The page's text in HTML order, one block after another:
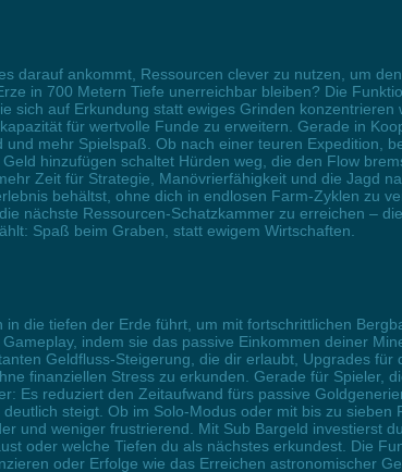
darauf ankommt, Ressourcen clever zu nutzen, um
in 700 Metern Tiefe unerreichbar bleiben? Die
sich auf Erkundung statt ewiges Grinden
für wertvolle Funde zu erweitern. Gerade in
mehr Spielspaß. Ob nach einer teuren Expedition,
hinzufügen schaltet Hürden weg, die den Flow
Zeit für Strategie, Manövrierfähigkeit und die Jagd
behältst, ohne dich in endlosen Farm-Zyklen zu
nächste Ressourcen-Schatzkammer zu erreichen –
Spaß beim Graben, statt ewigem Wirtschaften.
die tiefen der Erde führt, um mit fortschrittlichen
indem sie das passive Einkommen deiner
Geldfluss-Steigerung, die dir erlaubt, Upgrades
finanziellen Stress zu erkunden. Gerade für Spieler,
Es reduziert den Zeitaufwand fürs passive
steigt. Ob im Solo-Modus oder mit bis zu
und weniger frustrierend. Mit Sub Bargeld investierst
oder welche Tiefen du als nächstes erkundest. Die
oder Erfolge wie das Erreichen astronomischer